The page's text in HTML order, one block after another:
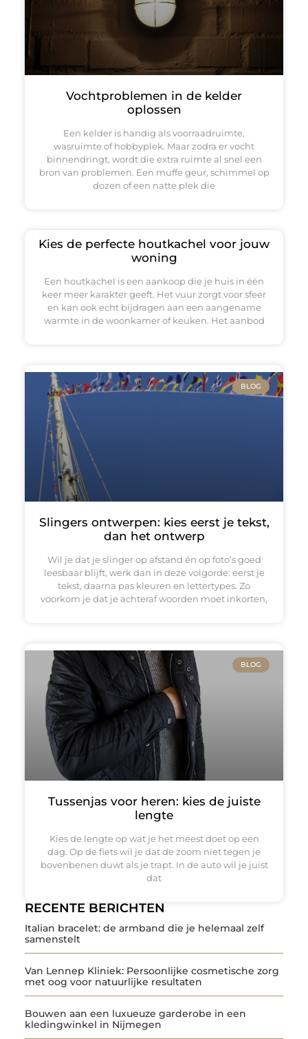
RECENTE BERICHTEN
Italian bracelet: de armband die je helemaal zelf
samenstelt
Van Lennep Kliniek: Persoonlijke cosmetische zorg
met oog voor natuurlijke resultaten
Bouwen aan een luxueuze garderobe in een
kledingwinkel in Nijmegen
Vochtproblemen in de kelder
oplossen
Een kelder is handig als voorraadruimte,
wasruimte of hobbyplek. Maar zodra er vocht
binnendringt, wordt die extra ruimte al snel een
bron van problemen. Een muffe geur, schimmel op
dozen of een natte plek die
Kies de perfecte houtkachel voor jouw
woning
Een houtkachel is een aankoop die je huis in één
keer meer karakter geeft. Het vuur zorgt voor sfeer
en kan ook echt bijdragen aan een aangename
warmte in de woonkamer of keuken. Het aanbod
BLOG
Slingers ontwerpen: kies eerst je tekst,
dan het ontwerp
Wil je dat je slinger op afstand én op foto’s goed
leesbaar blijft, werk dan in deze volgorde: eerst je
tekst, daarna pas kleuren en lettertypes. Zo
voorkom je dat je achteraf woorden moet inkorten,
BLOG
Tussenjas voor heren: kies de juiste
lengte
Kies de lengte op wat je het meest doet op een
dag. Op de fiets wil je dat de zoom niet tegen je
bovenbenen duwt als je trapt. In de auto wil je juist
dat